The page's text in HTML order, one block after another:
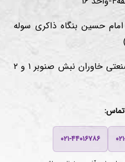
قدیم قم ۶۰ متری امام حسین بنگاه ذاکری سوله
انبار ۲:اتوبان امام رضا شهرک صنعتی خاوران نبش صنوبر ۱ و ۲
۰۲۱-۴۴۰۱۶۷۸۶